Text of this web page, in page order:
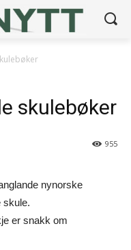
skulebøker
955
nynorske
skule.
er snakk om